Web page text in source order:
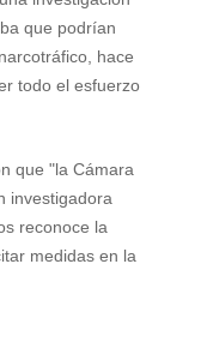
que podrían
hace
todo el esfuerzo
que "la Cámara
investigadora
reconoce la
medidas en la